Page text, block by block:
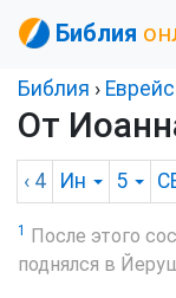
Библия
Библия ›
От
‹ 4 Ин 5
1 После этого
поднялся в